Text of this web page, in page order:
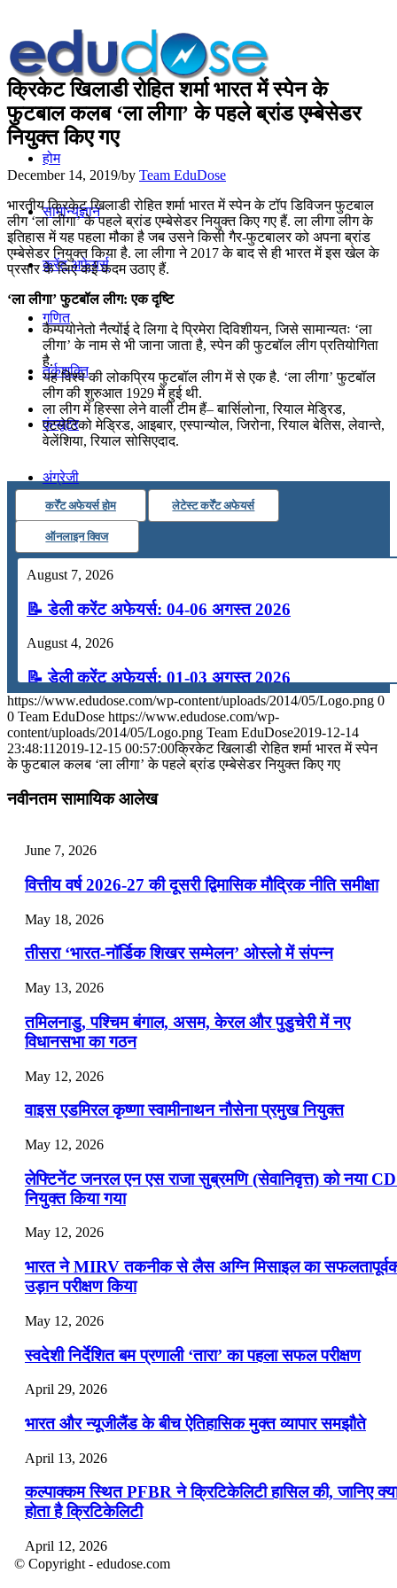
होम
सामान्यज्ञान
करेंट अफेयर्स
गणित
तर्कशक्ति
कंप्यूटर
अंग्रेजी
मॉक टेस्ट
टुडेज जीके
Menu Menu
क्रिकेट खिलाडी रोहित शर्मा भारत में स्पेन के
फुटबाल कलब ‘ला लीगा’ के पहले ब्रांड एम्बेसेडर
नियुक्त किए गए
December 14, 2019/by Team EduDose
भारतीय क्रिकेट खिलाडी रोहित शर्मा भारत में स्पेन के टॉप डिविजन फुटबाल
लीग ‘ला लीगा’ के पहले ब्रांड एम्बेसेडर नियुक्त किए गए हैं. ला लीगा लीग के
इतिहास में यह पहला मौका है जब उसने किसी गैर-फुटबालर को अपना ब्रांड
एम्बेसेडर नियुक्त किया है. ला लीगा ने 2017 के बाद से ही भारत में इस खेल के
प्रसार के लिए कई कदम उठाए हैं.
‘ला लीगा’ फुटबॉल लीग: एक दृष्टि
कैम्पयोनेतो नैत्योंई दे लिगा दे प्रिमेरा दिविशीयन, जिसे सामान्यतः ‘ला
लीगा’ के नाम से भी जाना जाता है, स्पेन की फुटबॉल लीग प्रतियोगिता
है.
यह विश्व की लोकप्रिय फुटबॉल लीग में से एक है. ‘ला लीगा’ फुटबॉल
लीग की शुरुआत 1929 में हुई थी.
ला लीग में हिस्सा लेने वाली टीम हैं– बार्सिलोना, रियाल मेड्रिड,
एटलेटिको मेड्रिड, आइबार, एस्पान्योल, जिरोना, रियाल बेतिस, लेवान्ते,
वेलेंशिया, रियाल सोसिएदाद.
कर्रेंट अफेयर्स होम लेटेस्ट कर्रेंट अफेयर्स
ऑनलाइन क्विज
August 7, 2026
📝 डेली करेंट अफेयर्स: 04-06 अगस्त 2026
August 4, 2026
📝 डेली करेंट अफेयर्स: 01-03 अगस्त 2026
July 31, 2026
📝 डेली करेंट अफेयर्स: 28-31 जुलाई 2026
July 25, 2026
📝 डेली करेंट अफेयर्स: 22-24 जुलाई 2026
July 22, 2026
📝 डेली करेंट अफेयर्स: 19-21 जुलाई 2026
July 19, 2026
📝 डेली करेंट अफेयर्स: 16-18 जुलाई 2026
https://www.edudose.com/wp-content/uploads/2014/05/Logo.png 0
0 Team EduDose https://www.edudose.com/wp-
content/uploads/2014/05/Logo.png Team EduDose2019-12-14
23:48:11 2019-12-15 00:57:00क्रिकेट खिलाडी रोहित शर्मा भारत में स्पेन
के फुटबाल कलब ‘ला लीगा’ के पहले ब्रांड एम्बेसेडर नियुक्त किए गए
नवीनतम सामायिक आलेख
June 7, 2026
वित्तीय वर्ष 2026-27 की दूसरी द्विमासिक मौद्रिक नीति समीक्षा
May 18, 2026
तीसरा ‘भारत-नॉर्डिक शिखर सम्मेलन’ ओस्लो में संपन्न
May 13, 2026
तमिलनाडु, पश्चिम बंगाल, असम, केरल और पुडुचेरी में नए
विधानसभा का गठन
May 12, 2026
वाइस एडमिरल कृष्णा स्वामीनाथन नौसेना प्रमुख नियुक्त
May 12, 2026
लेफ्टिनेंट जनरल एन एस राजा सुब्रमणि (सेवानिवृत्त) को नया
नियुक्त किया गया
May 12, 2026
भारत ने MIRV तकनीक से लैस अग्नि मिसाइल का
उड़ान परीक्षण किया
May 12, 2026
स्वदेशी निर्देशित बम प्रणाली ‘तारा’ का पहला सफल परीक्षण
April 29, 2026
भारत और न्यूजीलैंड के बीच ऐतिहासिक मुक्त व्यापार समझौते
April 13, 2026
कल्पाक्कम स्थित PFBR ने क्रिटिकेलिटी हासिल की, जानिए
होता है क्रिटिकेलिटी
April 12, 2026
© Copyright - edudose.com